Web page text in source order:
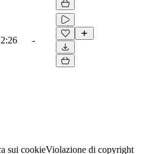
2:26 -
sui cookieViolazione di copyright